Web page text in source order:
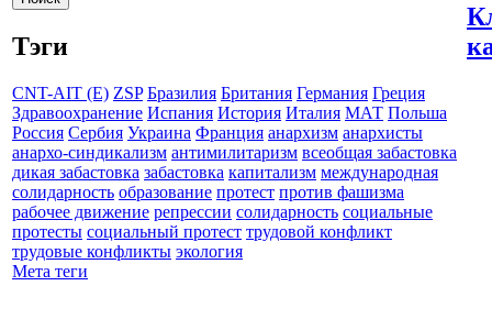
Тэги
CNT-AIT (E) ZSP Бразилия Британия Германия Греция
Здравоохранение Испания История Италия МАТ Польша
Россия Сербия Украина Франция анархизм анархисты
анархо-синдикализм антимилитаризм всеобщая забастовка
дикая забастовка забастовка капитализм международная
солидарность образование протест против фашизма
рабочее движение репрессии солидарность социальные
протесты социальный протест трудовой конфликт
трудовые конфликты экология
Мета теги